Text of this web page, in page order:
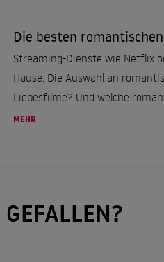
Die besten
Streaming-Dienste wie Netflix
Hause. Die Auswahl an
Liebesfilme? Und welche
haben? ...
MEHR
GEFALLEN?